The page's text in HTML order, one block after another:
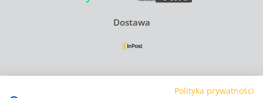
Dostawa
Polityka prywatności